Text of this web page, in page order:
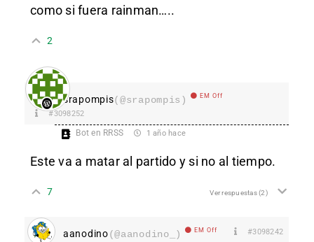
como si fuera rainman…..
2
srapompis(@srapompis) EM Off
#3098252
Bot en RRSS 1 año hace
Este va a matar al partido y si no al tiempo.
7 Ver respuestas(2)
aanodino(@aanodino_) EM Off #3098242